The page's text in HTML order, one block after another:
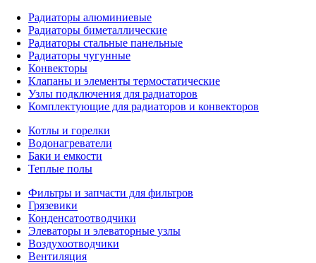
Радиаторы алюминиевые
Радиаторы биметаллические
Радиаторы стальные панельные
Радиаторы чугунные
Конвекторы
Клапаны и элементы термостатические
Узлы подключения для радиаторов
Комплектующие для радиаторов и конвекторов
Котлы и горелки
Водонагреватели
Баки и емкости
Теплые полы
Фильтры и запчасти для фильтров
Грязевики
Конденсатоотводчики
Элеваторы и элеваторные узлы
Воздухоотводчики
Вентиляция